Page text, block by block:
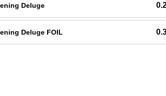
Deluge
Deluge FOIL